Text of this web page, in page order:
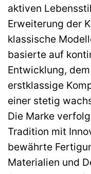
aktiven
Erweiterung der
klassische
basierte auf
Entwicklung,
erstklassige
einer stetig
Die Marke
Tradition mit
bewährte
Materialien und